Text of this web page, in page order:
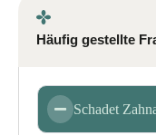
Häufig gestellte
Schadet